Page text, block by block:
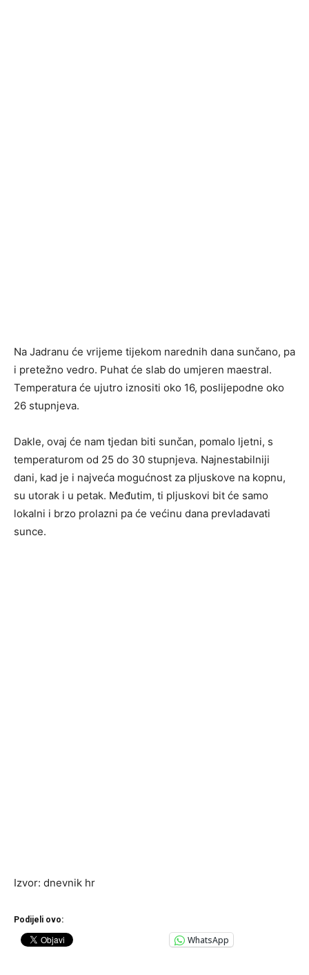
Na Jadranu će vrijeme tijekom narednih dana sunčano, pa
i pretežno vedro. Puhat će slab do umjeren maestral.
Temperatura će ujutro iznositi oko 16, poslijepodne oko
26 stupnjeva.
Dakle, ovaj će nam tjedan biti sunčan, pomalo ljetni, s
temperaturom od 25 do 30 stupnjeva. Najnestabilniji
dani, kad je i najveća mogućnost za pljuskove na kopnu,
su utorak i u petak. Međutim, ti pljuskovi bit će samo
lokalni i brzo prolazni pa će većinu dana prevladavati
sunce.
Izvor: dnevnik hr
Podijeli ovo:
WhatsApp